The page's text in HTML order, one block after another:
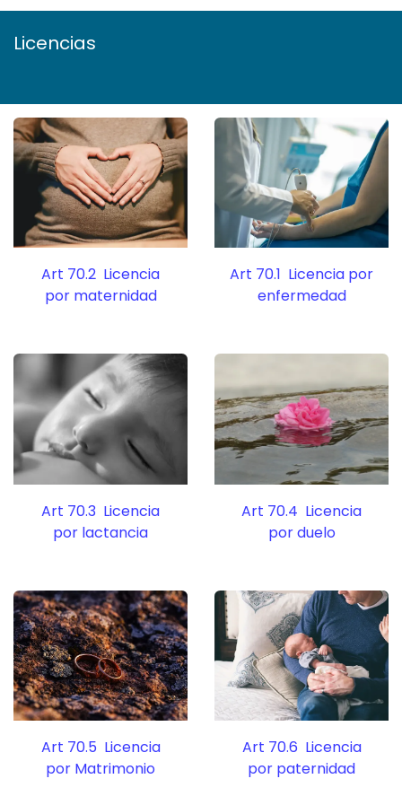
Licencias
Art 70.2 Licencia
por maternidad
Art 70.1 Licencia por
enfermedad
Art 70.3 Licencia
por lactancia
Art 70.4 Licencia
por duelo
Art 70.5 Licencia
por Matrimonio
Art 70.6 Licencia
por paternidad